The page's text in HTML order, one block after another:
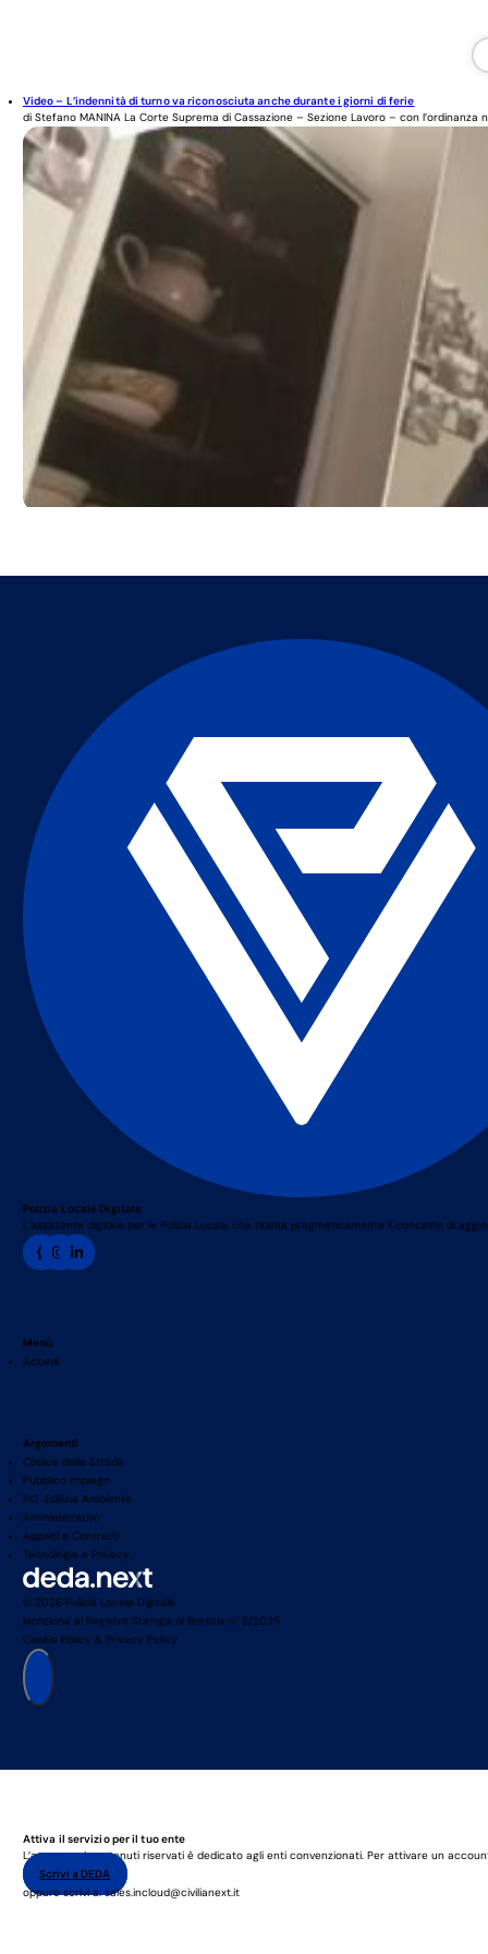
Video – L’indennità di turno va riconosciuta anche durante i giorni di ferie
di Stefano MANINA La Corte Suprema di Cassazione – Sezione Lavoro – con l’ordinanza
Polizia Locale Digitale
L’assistente digitale per la Polizia Locale che ribalta pragmaticamente il concetto di
Menù
Accedi
Argomenti
Codice della Strada
Pubblico Impiego
P.G. Edilizia Ambiente
Amministrativo
Appalti e Contratti
Tecnologie e Privacy
© 2026 Polizia Locale Digitale
Iscrizione al Registro Stampa di Brescia n° 6/2025
Cookie Policy & Privacy Policy
Attiva il servizio per il tuo ente
L’accesso ai contenuti riservati è dedicato agli enti convenzionati. Per attivare un
Scrivi a DEDA
oppure scrivi a: sales.incloud@civilianext.it